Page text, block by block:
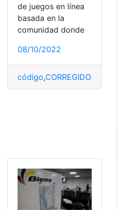
de juegos en línea
basada en la
comunidad donde
08/10/2022
código,CORREGIDO